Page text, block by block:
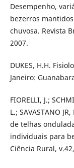
Desempenho,
bezerros
chuvosa. Revista
2007.
DUKES, H.H.
Janeiro:
FIORELLI, J.;
L.; SAVASTANO
de telhas
individuais para
Ciência Rural,